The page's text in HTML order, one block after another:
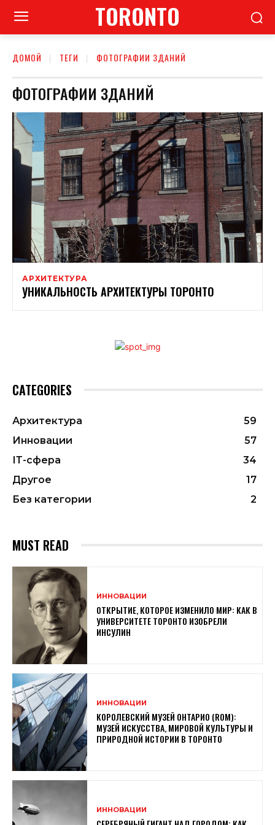
TORONTO
ДОМОЙ ТЕГИ ФОТОГРАФИИ ЗДАНИЙ
ФОТОГРАФИИ ЗДАНИЙ
АРХИТЕКТУРА
УНИКАЛЬНОСТЬ АРХИТЕКТУРЫ ТОРОНТО
CATEGORIES
Архитектура
59
Инновации
57
ІТ-сфера
34
Другое
17
Без категории
2
MUST READ
ИННОВАЦИИ
ОТКРЫТИЕ, КОТОРОЕ ИЗМЕНИЛО МИР: КАК В
УНИВЕРСИТЕТЕ ТОРОНТО ИЗОБРЕЛИ
ИНСУЛИН
ИННОВАЦИИ
КОРОЛЕВСКИЙ МУЗЕЙ ОНТАРИО (ROM):
МУЗЕЙ ИСКУССТВА, МИРОВОЙ КУЛЬТУРЫ И
ПРИРОДНОЙ ИСТОРИИ В ТОРОНТО
ИННОВАЦИИ